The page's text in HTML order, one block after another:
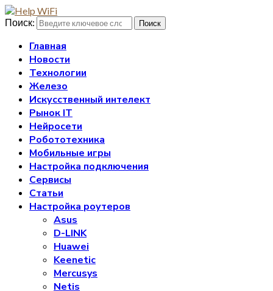
Поиск: Поиск
Главная
Новости
Технологии
Железо
Искусственный интелект
Рынок IT
Нейросети
Робототехника
Мобильные игры
Настройка подключения
Сервисы
Статьи
Настройка роутеров
Asus
D-LINK
Huawei
Keenetic
Mercusys
Netis